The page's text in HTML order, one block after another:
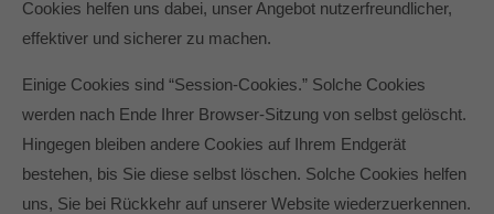
Cookies helfen uns dabei, unser Angebot nutzerfreundlicher,
effektiver und sicherer zu machen.
Einige Cookies sind “Session-Cookies.” Solche Cookies
werden nach Ende Ihrer Browser-Sitzung von selbst gelöscht.
Hingegen bleiben andere Cookies auf Ihrem Endgerät
bestehen, bis Sie diese selbst löschen. Solche Cookies helfen
uns, Sie bei Rückkehr auf unserer Website wiederzuerkennen.